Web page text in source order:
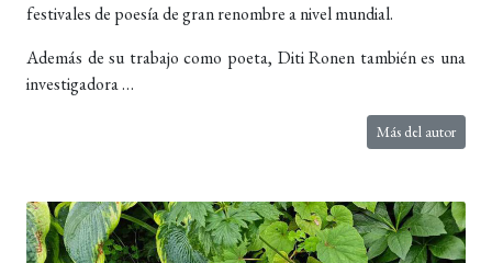
festivales de poesía de gran renombre a nivel mundial.
Además de su trabajo como poeta, Diti Ronen también es una
investigadora …
Más del autor